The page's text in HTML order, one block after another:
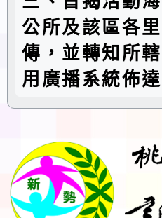
公所及該區各
傳，並轉知所
用廣播系統佈